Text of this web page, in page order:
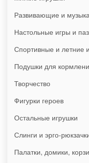
Развивающие и
Настольные игры и
Спортивные и летние
Подушки для
Творчество
Фигурки героев
Остальные игрушки
Слинги и эрго-
Палатки, домики,